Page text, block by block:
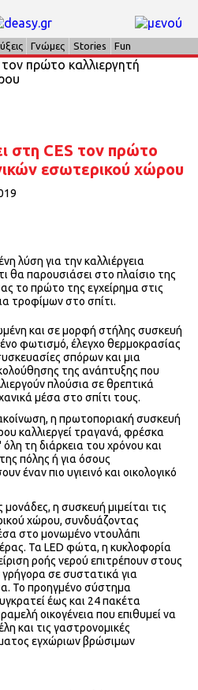
Γνώμες Stories Fun
στη CES τον πρώτο
εσωτερικού χώρου
λύση για την καλλιέργεια
θα παρουσιάσει στο πλαίσιο της
το πρώτο της εγχείρημα στις
τροφίμων στο σπίτι.
και σε μορφή στήλης συσκευή
φωτισμό, έλεγχο θερμοκρασίας
σπόρων και μια
της ανάπτυξης που
πλούσια σε θρεπτικά
μέσα στο σπίτι τους.
η πρωτοποριακή συσκευή
καλλιεργεί τραγανά, φρέσκα
τη διάρκεια του χρόνου και
της πόλης ή για όσους
έναν πιο υγιεινό και οικολογικό
η συσκευή μιμείται τις
χώρου, συνδυάζοντας
στο μονωμένο ντουλάπι
Τα LED φώτα, η κυκλοφορία
ροής νερού επιτρέπουν στους
σε συστατικά για
Το προηγμένο σύστημα
έως και 24 πακέτα
οικογένεια που επιθυμεί να
και τις γαστρονομικές
εγχώριων βρώσιμων